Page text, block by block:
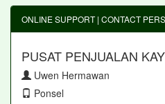
ONLINE SUPPORT | CONTACT
PUSAT PENJUALAN
Uwen Hermawan
Ponsel